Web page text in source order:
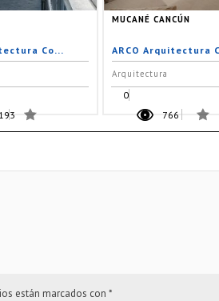
Co...
MUCANÉ CANCÚN
ARCO Arquitectura
Arquitectura
0
766
están marcados con *